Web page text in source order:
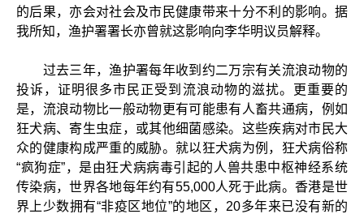
的后果，亦会对社会及市民健康带来十分不利的影响。据
我所知，渔护署署长亦曾就这影响向李华明议员解释。
过去三年，渔护署每年收到约二万宗有关流浪动物的
投诉，证明很多市民正受到流浪动物的滋扰。更重要的
是，流浪动物比一般动物更有可能患有人畜共通病，例如
狂犬病、寄生虫症，或其他细菌感染。这些疾病对市民大
众的健康构成严重的威胁。就以狂犬病为例，狂犬病俗称
“疯狗症”，是由狂犬病病毒引起的人兽共患中枢神经系统
传染病，世界各地每年约有55,000人死于此病。香港是世
界上少数拥有“非疫区地位”的地区，20多年来已没有新的